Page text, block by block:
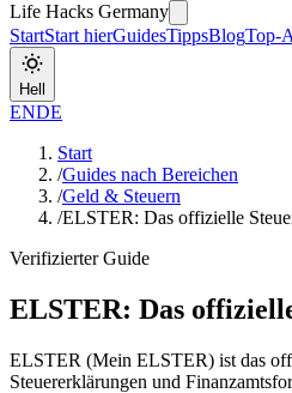
Life Hacks Germany
StartStart hierGuidesTippsBlogTop-
Hell
ENDE
Start
/Guides nach Bereichen
/Geld & Steuern
/ELSTER: Das offizielle
Verifizierter Guide
ELSTER: Das
ELSTER (Mein ELSTER) ist das
Steuererklärungen und